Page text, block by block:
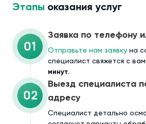
Этапы оказания услуг
01
Заявка по телефону
Отправьте нам заявку на
специалист свяжется с
минут.
02
Выезд специалиста
адресу
Cпециалист детально